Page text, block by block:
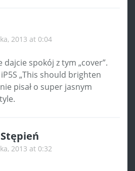
2013 at 0:04
dajcie spokój z tym „cover”.
„This should brighten
pisał o super jasnym
2013 at 0:32